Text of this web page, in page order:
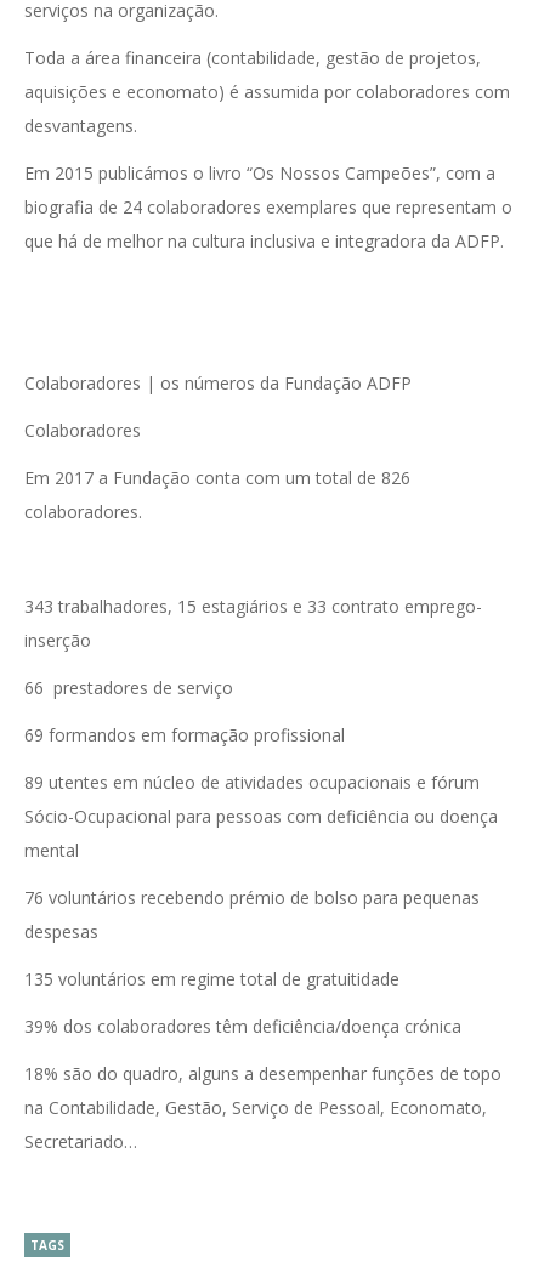
serviços na organização.
Toda a área financeira (contabilidade, gestão de projetos,
aquisições e economato) é assumida por colaboradores com
desvantagens.
Em 2015 publicámos o livro “Os Nossos Campeões”, com a
biografia de 24 colaboradores exemplares que representam o
que há de melhor na cultura inclusiva e integradora da ADFP.
Colaboradores | os números da Fundação ADFP
Colaboradores
Em 2017 a Fundação conta com um total de 826
colaboradores.
343 trabalhadores, 15 estagiários e 33 contrato emprego-
inserção
66 prestadores de serviço
69 formandos em formação profissional
89 utentes em núcleo de atividades ocupacionais e fórum
Sócio-Ocupacional para pessoas com deficiência ou doença
mental
76 voluntários recebendo prémio de bolso para pequenas
despesas
135 voluntários em regime total de gratuitidade
39% dos colaboradores têm deficiência/doença crónica
18% são do quadro, alguns a desempenhar funções de topo
na Contabilidade, Gestão, Serviço de Pessoal, Economato,
Secretariado…
TAGS